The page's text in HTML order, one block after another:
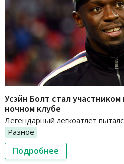
Усэйн Болт стал
ночном клубе
Легендарный легкоатлет
Разное
Подробнее